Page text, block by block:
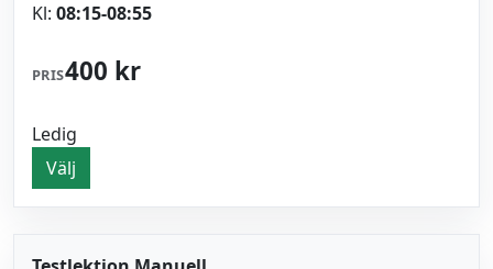
Kl: 08:15-08:55
PRIS400 kr
Ledig
Välj